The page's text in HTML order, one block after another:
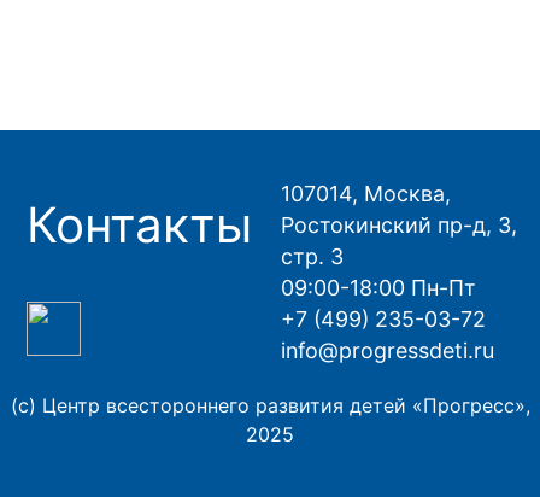
Контакты
107014, Москва,
Ростокинский пр-д, 3,
стр. 3
09:00-18:00 Пн-Пт
+7 (499) 235-03-72
info@progressdeti.ru
(с) Центр всестороннего развития детей «Прогресс»,
2025